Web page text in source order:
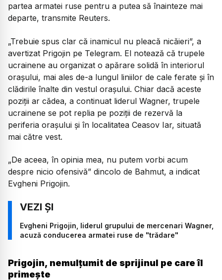
partea armatei ruse pentru a putea să înainteze mai
departe, transmite Reuters.
„Trebuie spus clar că inamicul nu pleacă nicăieri”, a
avertizat Prigojin pe Telegram. El notează că trupele
ucrainene au organizat o apărare solidă în interiorul
oraşului, mai ales de-a lungul liniilor de cale ferate şi în
clădirile înalte din vestul oraşului. Chiar dacă aceste
poziţii ar cădea, a continuat liderul Wagner, trupele
ucrainene se pot replia pe poziţii de rezervă la
periferia oraşului şi în localitatea Ceasov Iar, situată
mai către vest.
„De aceea, în opinia mea, nu putem vorbi acum
despre nicio ofensivă” dincolo de Bahmut, a indicat
Evgheni Prigojin.
Evgheni Prigojin, liderul grupului de mercenari Wagner,
acuză conducerea armatei ruse de "trădare"
Prigojin, nemulțumit de sprijinul pe care îl
primește